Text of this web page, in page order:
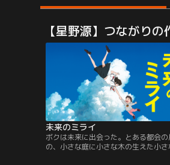
【星野源】つながりの
未来のミライ
ボクは未来に出会った。とある都会の
の、小さな庭に小さな木の生えた小さ